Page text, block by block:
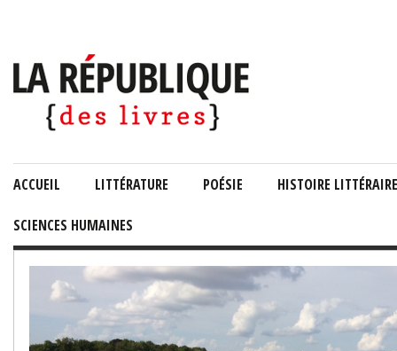
ACCUEIL LITTÉRATURE POÉSIE HISTOIRE LITTÉRAIRE
SCIENCES HUMAINES